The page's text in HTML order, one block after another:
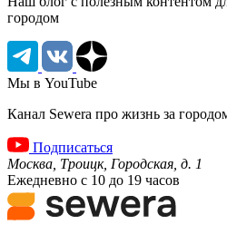
городом
Мы в YouTube
Канал Sewera про жизнь за
Подписаться
Москва, Троицк, Городская, д. 1
Ежедневно с 10 до 19 часов